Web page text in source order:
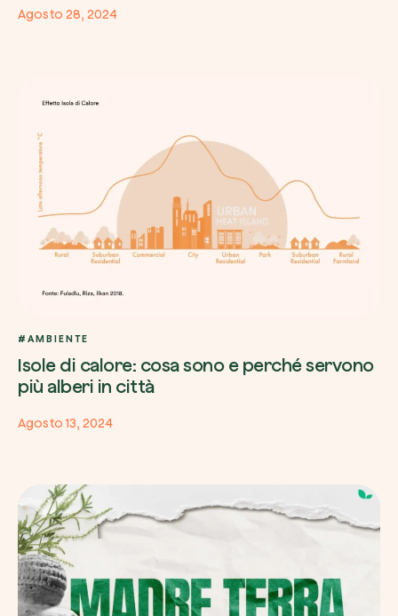
Agosto 28, 2024
#AMBIENTE
Isole di calore: cosa sono e perché servono
più alberi in città
Agosto 13, 2024